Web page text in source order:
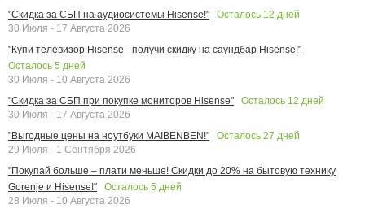
"Скидка за СБП на аудиосистемы Hisense!"
Осталось 12 дней
30 Июля - 17 Августа 2026
"Купи телевизор Hisense - получи скидку на саундбар Hisense!"
Осталось 5 дней
30 Июля - 10 Августа 2026
"Скидка за СБП при покупке мониторов Hisense"
Осталось 12 дней
30 Июля - 17 Августа 2026
"Выгодные цены на ноутбуки MAIBENBEN!"
Осталось 27 дней
29 Июля - 1 Сентября 2026
"Покупай больше – плати меньше! Скидки до 20% на бытовую технику
Gorenje и Hisense!"
Осталось 5 дней
28 Июля - 10 Августа 2026